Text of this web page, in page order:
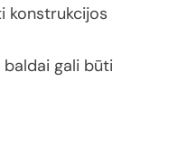
konstrukcijos
baldai gali būti